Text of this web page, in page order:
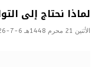
لماذا نحتاج إلى
الأثنين 21 محرم 1448هـ 6-7-2026م